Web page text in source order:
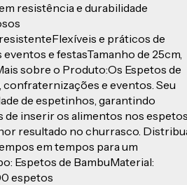
resistência e durabilidade
e práticos de
e festasTamanho de 25cm,
sobre o Produto:Os Espetos de
confraternizações e eventos. Seu
de espetinhos, garantindo
inserir os alimentos nos
resultado no churrasco.
em tempos para um
Espetos de BambuMaterial:
espetos